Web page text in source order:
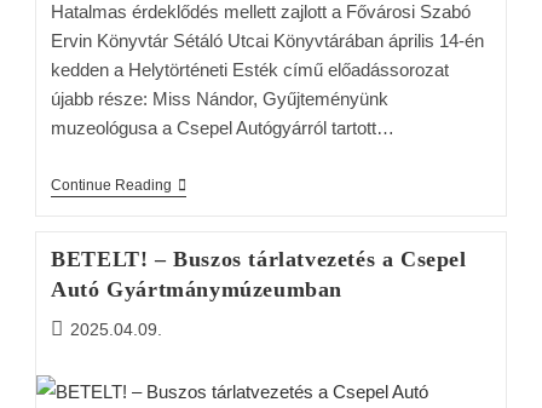
Hatalmas érdeklődés mellett zajlott a Fővárosi Szabó
Ervin Könyvtár Sétáló Utcai Könyvtárában április 14-én
kedden a Helytörténeti Esték című előadássorozat
újabb része: Miss Nándor, Gyűjteményünk
muzeológusa a Csepel Autógyárról tartott…
Continue Reading
BETELT! – Buszos tárlatvezetés a Csepel
Autó Gyártmánymúzeumban
2025.04.09.